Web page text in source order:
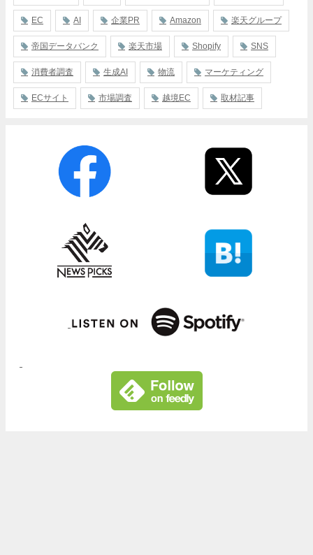
EC AI 企業PR Amazon 楽天グループ
帝国データバンク 楽天市場 Shopify SNS
消費者調査 生成AI 物流 マーケティング
ECサイト 市場調査 越境EC 取材記事